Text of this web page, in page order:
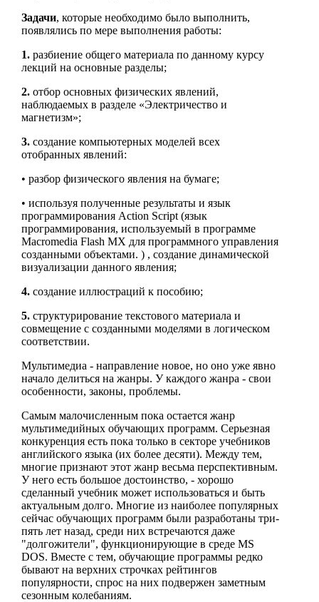
Задачи, которые необходимо было выполнить,
появлялись по мере выполнения работы:
1. разбиение общего материала по данному курсу
лекций на основные разделы;
2. отбор основных физических явлений,
наблюдаемых в разделе «Электричество и
магнетизм»;
3. создание компьютерных моделей всех
отобранных явлений:
• разбор физического явления на бумаге;
• используя полученные результаты и язык
программирования Action Script (язык
программирования, используемый в программе
Macromedia Flash MX для программного управления
созданными объектами. ) , создание динамической
визуализации данного явления;
4. создание иллюстраций к пособию;
5. структурирование текстового материала и
совмещение с созданными моделями в логическом
соответствии.
Мультимедиа - направление новое, но оно уже явно
начало делиться на жанры. У каждого жанра - свои
особенности, законы, проблемы.
Самым малочисленным пока остается жанр
мультимедийных обучающих программ. Серьезная
конкуренция есть пока только в секторе учебников
английского языка (их более десяти). Между тем,
многие признают этот жанр весьма перспективным.
У него есть большое достоинство, - хорошо
сделанный учебник может использоваться и быть
актуальным долго. Многие из наиболее популярных
сейчас обучающих программ были разработаны три-
пять лет назад, среди них встречаются даже
"долгожители", функционирующие в среде MS
DOS. Вместе с тем, обучающие программы редко
бывают на верхних строчках рейтингов
популярности, спрос на них подвержен заметным
сезонным колебаниям.